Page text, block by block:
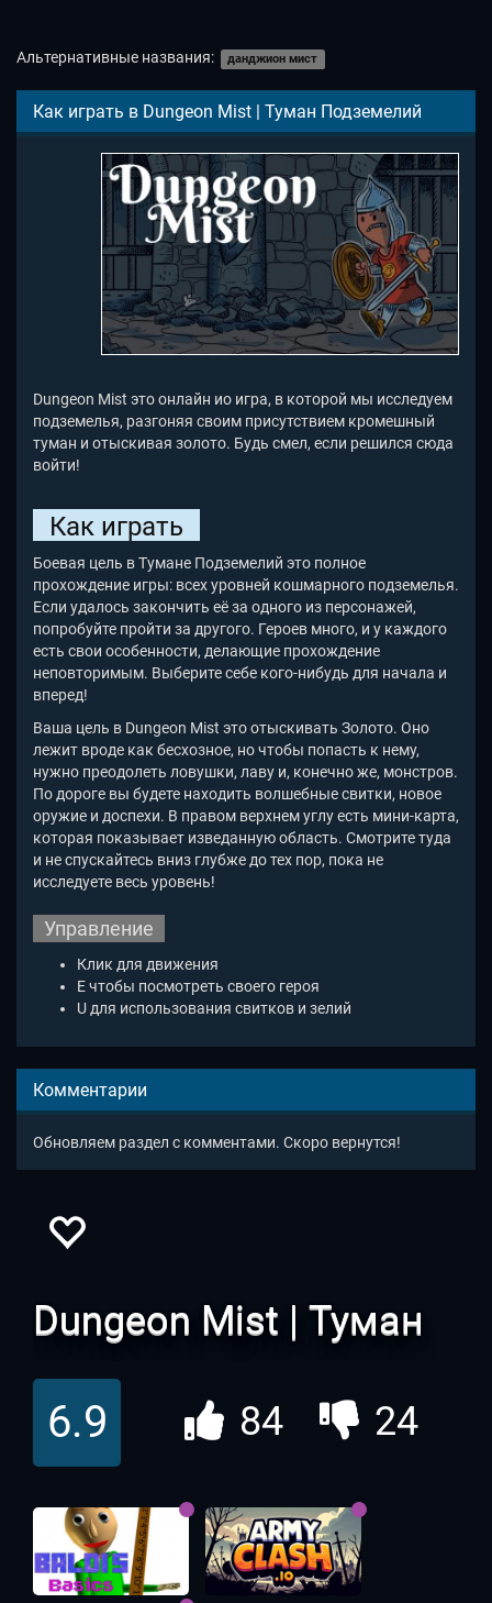
Альтернативные названия: данджион мист
Как играть в Dungeon Mist | Туман Подземелий
Dungeon Mist это онлайн ио игра, в которой мы исследуем
подземелья, разгоняя своим присутствием кромешный
туман и отыскивая золото. Будь смел, если решился сюда
войти!
Как играть
Боевая цель в Тумане Подземелий это полное
прохождение игры: всех уровней кошмарного подземелья.
Если удалось закончить её за одного из персонажей,
попробуйте пройти за другого. Героев много, и у каждого
есть свои особенности, делающие прохождение
неповторимым. Выберите себе кого-нибудь для начала и
вперед!
Ваша цель в Dungeon Mist это отыскивать Золото. Оно
лежит вроде как бесхозное, но чтобы попасть к нему,
нужно преодолеть ловушки, лаву и, конечно же, монстров.
По дороге вы будете находить волшебные свитки, новое
оружие и доспехи. В правом верхнем углу есть мини-карта,
которая показывает изведанную область. Смотрите туда
и не спускайтесь вниз глубже до тех пор, пока не
исследуете весь уровень!
Управление
Клик для движения
E чтобы посмотреть своего героя
U для использования свитков и зелий
Комментарии
Обновляем раздел с комментами. Скоро вернутся!
Dungeon Mist | Туман
Подземелий
6.9 84 24